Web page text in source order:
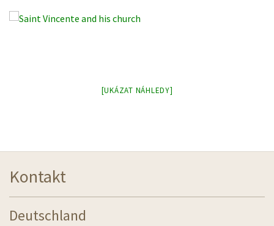
[UKÁZAT NÁHLEDY]
Kontakt
Deutschland